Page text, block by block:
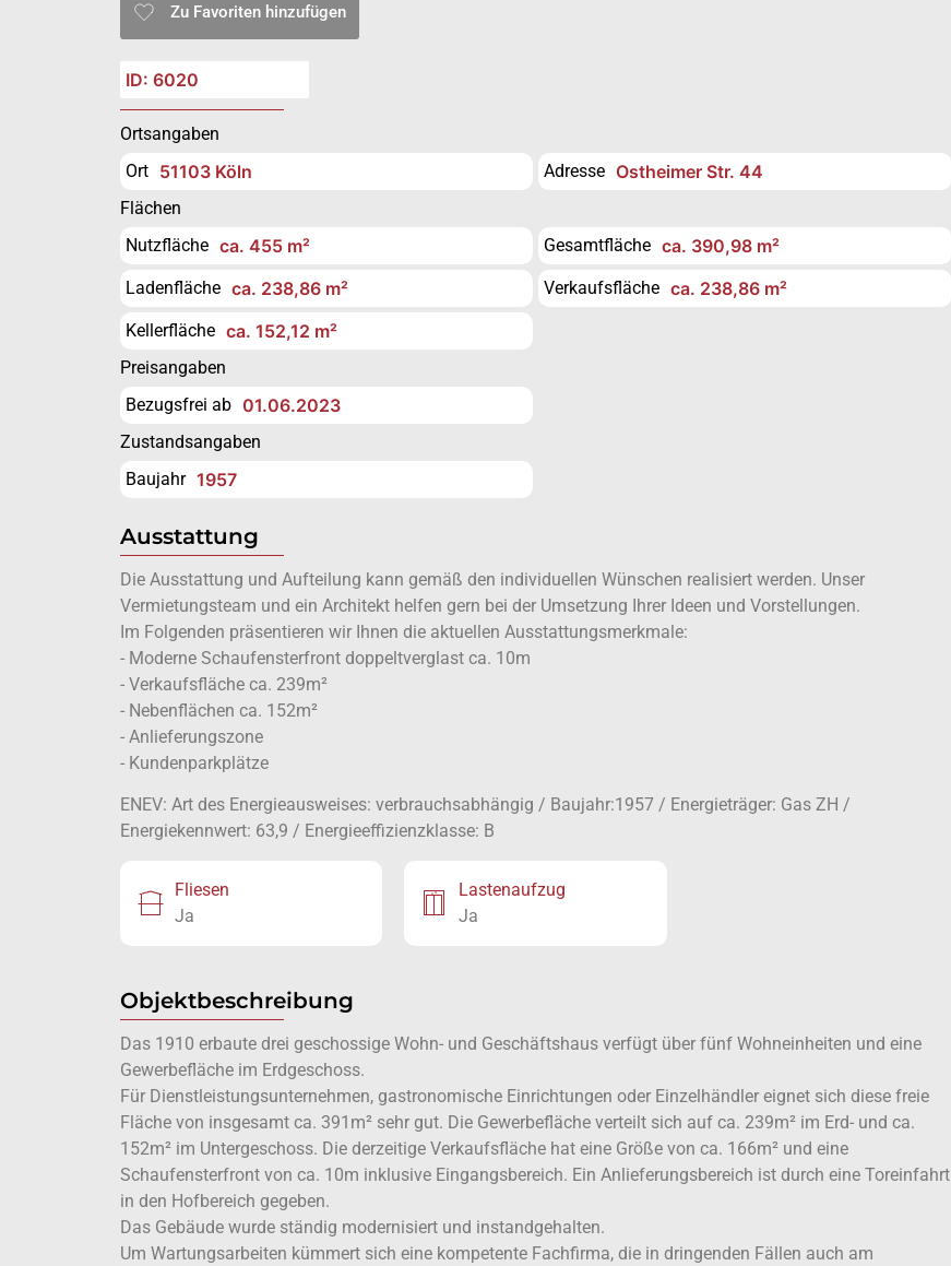
Zu Favoriten hinzufügen
ID: 6020
Ortsangaben
Ort
51103 Köln Adresse Ostheimer Str. 44
Flächen
Nutzfläche ca. 455 m² Gesamtfläche ca. 390,98 m²
Ladenfläche ca. 238,86 m² Verkaufsfläche ca. 238,86 m²
Kellerfläche ca. 152,12 m²
Preisangaben
Bezugsfrei ab 01.06.2023
Zustandsangaben
Baujahr 1957
Ausstattung
Die Ausstattung und Aufteilung kann gemäß den individuellen Wünschen realisiert werden. Unser
Vermietungsteam und ein Architekt helfen gern bei der Umsetzung Ihrer Ideen und Vorstellungen.
Im Folgenden präsentieren wir Ihnen die aktuellen Ausstattungsmerkmale:
- Moderne Schaufensterfront doppeltverglast ca. 10m
- Verkaufsfläche ca. 239m²
- Nebenflächen ca. 152m²
- Anlieferungszone
- Kundenparkplätze
ENEV: Art des Energieausweises: verbrauchsabhängig / Baujahr:1957 / Energieträger: Gas ZH /
Energiekennwert: 63,9 / Energieeffizienzklasse: B
Fliesen
Ja
Lastenaufzug
Ja
Objektbeschreibung
Das 1910 erbaute drei geschossige Wohn- und Geschäftshaus verfügt über fünf Wohneinheiten und eine
Gewerbefläche im Erdgeschoss.
Für Dienstleistungsunternehmen, gastronomische Einrichtungen oder Einzelhändler eignet sich diese freie
Fläche von insgesamt ca. 391m² sehr gut. Die Gewerbefläche verteilt sich auf ca. 239m² im Erd- und ca.
152m² im Untergeschoss. Die derzeitige Verkaufsfläche hat eine Größe von ca. 166m² und eine
Schaufensterfront von ca. 10m inklusive Eingangsbereich. Ein Anlieferungsbereich ist durch eine Toreinfahrt
in den Hofbereich gegeben.
Das Gebäude wurde ständig modernisiert und instandgehalten.
Um Wartungsarbeiten kümmert sich eine kompetente Fachfirma, die in dringenden Fällen auch am